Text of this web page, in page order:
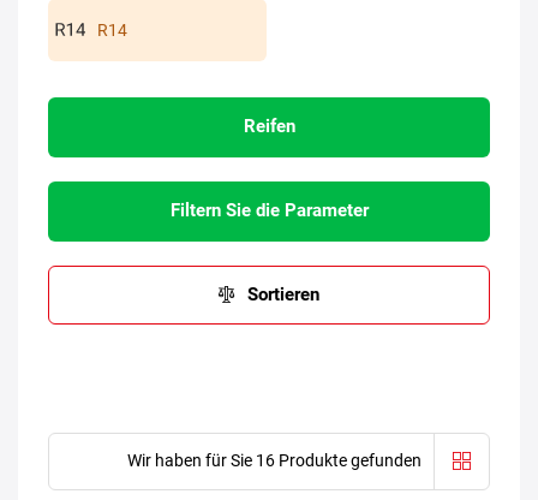
R14
Reifen
Filtern Sie die Parameter
Sortieren
Wir haben für Sie 16 Produkte gefunden